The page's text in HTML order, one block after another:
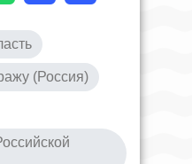
(Россия)